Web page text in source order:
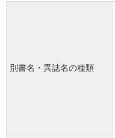
別書名・異誌名の種類